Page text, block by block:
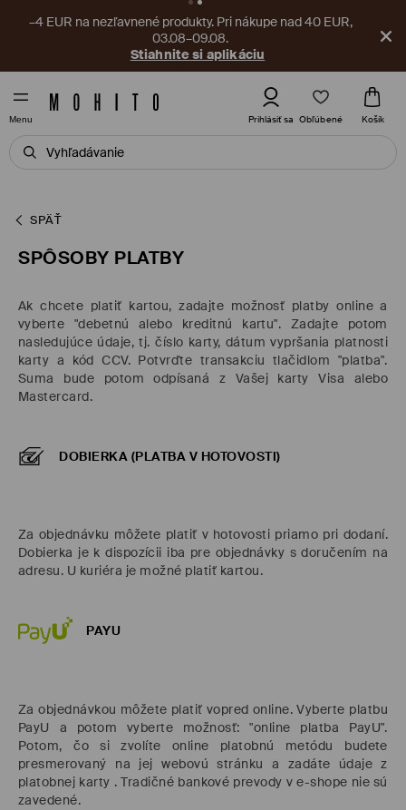
–4 EUR na nezľavnené produkty. Pri nákupe nad 40 EUR,
03.08–09.08.
Stiahnite si aplikáciu
Menu Prihlásiť sa Obľúbené Košík
SPÄŤ
SPÔSOBY PLATBY
Ak chcete platiť kartou, zadajte možnosť platby online a
vyberte "debetnú alebo kreditnú kartu". Zadajte potom
nasledujúce údaje, tj. číslo karty, dátum vypršania platnosti
karty a kód CCV. Potvrďte transakciu tlačidlom "platba".
Suma bude potom odpísaná z Vašej karty Visa alebo
Mastercard.
DOBIERKA (PLATBA V HOTOVOSTI)
Za objednávku môžete platiť v hotovosti priamo pri dodaní.
Dobierka je k dispozícii iba pre objednávky s doručením na
adresu. U kuriéra je možné platiť kartou.
PAYU
Za objednávkou môžete platiť vopred online. Vyberte platbu
PayU a potom vyberte možnosť: "online platba PayU".
Potom, čo si zvolíte online platobnú metódu budete
presmerovaný na jej webovú stránku a zadáte údaje z
platobnej karty . Tradičné bankové prevody v e-shope nie sú
zavedené.